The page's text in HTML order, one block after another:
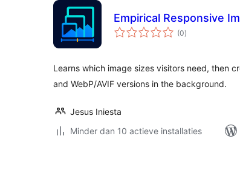
Empirical Responsive
(0totaal
waarderingen
)
Learns which image sizes visitors need, then
and WebP/AVIF versions in the background.
Jesus Iniesta
Minder dan 10 actieve installaties